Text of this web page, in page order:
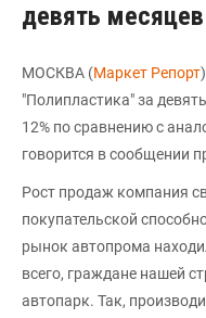
девять
МОСКВА (Маркет Репорт
"Полипластика" за
12% по сравнению с
говорится в сообщении
Рост продаж компания
покупательской
рынок автопрома
всего, граждане нашей
автопарк. Так,